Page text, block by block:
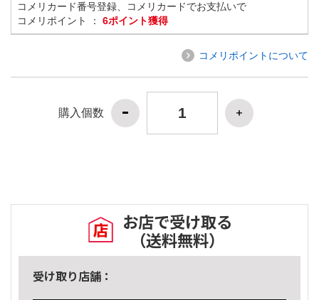
コメリカード番号登録、コメリカードでお支払いで
コメリポイント ： 6ポイント獲得
コメリポイントについて
購入個数
お店で受け取る
（送料無料）
受け取り店舗：